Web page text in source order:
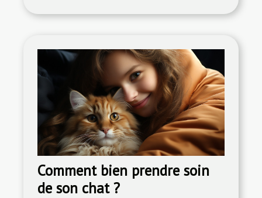
Comment bien prendre soin
de son chat ?